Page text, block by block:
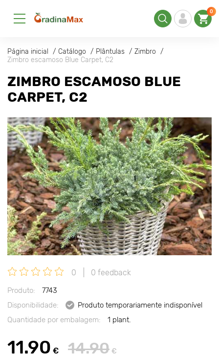
0
Página inicial Catálogo Plântulas
Zimbro
Zimbro escamoso Blue Carpet, C2
ZIMBRO ESCAMOSO BLUE
CARPET, C2
0 0 feedback
Produto:
7743
Disponibilidade:
Produto temporariamente indisponível
Quantidade por embalagem:
1 plant.
11.90 € 14.90 €